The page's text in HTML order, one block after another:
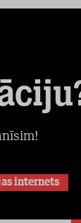
internets